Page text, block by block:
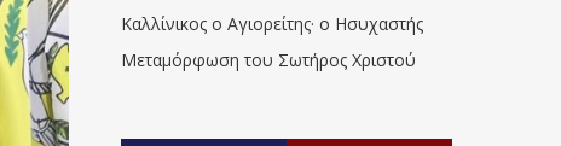
Καλλίνικος ο Αγιορείτης · ο Ησυχαστής
Μεταμόρφωση του Σωτήρος Χριστού